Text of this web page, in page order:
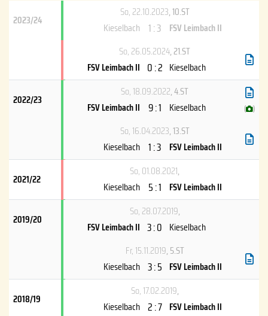
2023/24
So, 22.10.2023, 10.ST
Kieselbach 1 : 3 FSV Leimbach II
So, 26.05.2024, 21.ST
FSV Leimbach II 0 : 2 Kieselbach
2022/23
So, 18.09.2022, 4.ST
FSV Leimbach II 9 : 1 Kieselbach ( )
So, 16.04.2023, 13.ST
Kieselbach 1 : 3 FSV Leimbach II
2021/22
So, 01.08.2021,
Kieselbach 5 : 1 FSV Leimbach II
2019/20
So, 28.07.2019,
FSV Leimbach II 3 : 0 Kieselbach
Fr, 15.11.2019, 5.ST
Kieselbach 3 : 5 FSV Leimbach II
2018/19
So, 17.02.2019,
Kieselbach 2 : 7 FSV Leimbach II